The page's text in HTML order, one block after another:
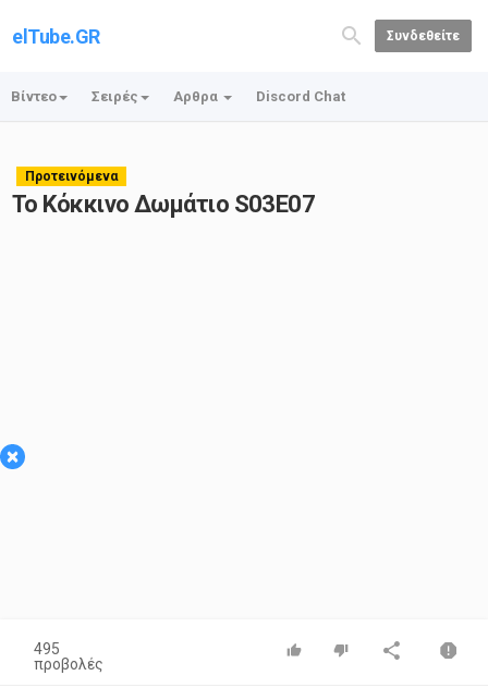
elTube.GR Συνδεθείτε
Βίντεο Σειρές Αρθρα Discord Chat
Προτεινόμενα
Το Κόκκινο Δωμάτιο S03E07
×
495
προβολές